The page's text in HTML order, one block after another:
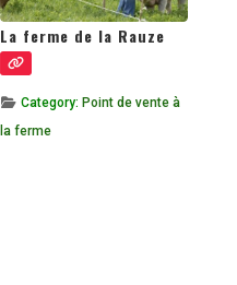
La ferme de la Rauze
Category: Point de vente à
la ferme